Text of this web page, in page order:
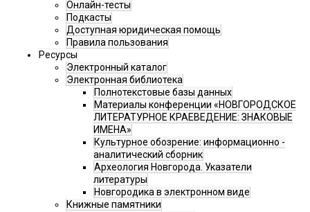
Онлайн-тесты
Подкасты
Доступная юридическая помощь
Правила пользования
Ресурсы
Электронный каталог
Электронная библиотека
Полнотекстовые базы данных
Материалы конференции «НОВГОРОДСКОЕ
ЛИТЕРАТУРНОЕ КРАЕВЕДЕНИЕ: ЗНАКОВЫЕ
ИМЕНА»
Культурное обозрение: информационно -
аналитический сборник
Археология Новгорода. Указатели
литературы
Новгородика в электронном виде
Книжные памятники